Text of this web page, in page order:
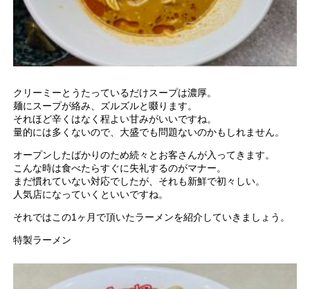
クリーミーとうたっているだけスープは濃厚。
麺にスープが絡み、ズルズルと啜ります。
それほど辛くはなく程よい甘みがいいですね。
量的には多くないので、大盛でも問題ないのかもしれません。
オープンしたばかりのため続々とお客さんが入ってきます。
こんな時は食べたらすぐに失礼するのがマナー。
まだ慣れていない対応でしたが、それも新鮮で初々しい。
人気店になっていくといいですね。
それではこの1ヶ月で頂いたラーメンを紹介していきましょう。
特製ラーメン